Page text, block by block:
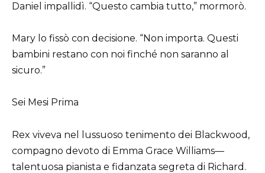
Daniel impallidì. “Questo cambia tutto,” mormorò.
Mary lo fissò con decisione. “Non importa. Questi
bambini restano con noi finché non saranno al
sicuro.”
Sei Mesi Prima
Rex viveva nel lussuoso tenimento dei Blackwood,
compagno devoto di Emma Grace Williams—
talentuosa pianista e fidanzata segreta di Richard.